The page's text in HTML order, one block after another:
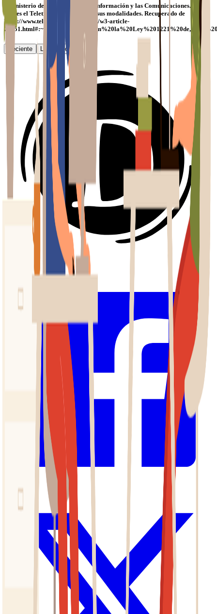
• Ministerio de Tecnologías de la Información y las Comunicaciones. (s.f.).
Qué es el Teletrabajo y cuáles son sus modalidades. Recuperado de
https://www.teletrabajo.gov.co/622/w3-article-
Reciente Lo leído
Facebook